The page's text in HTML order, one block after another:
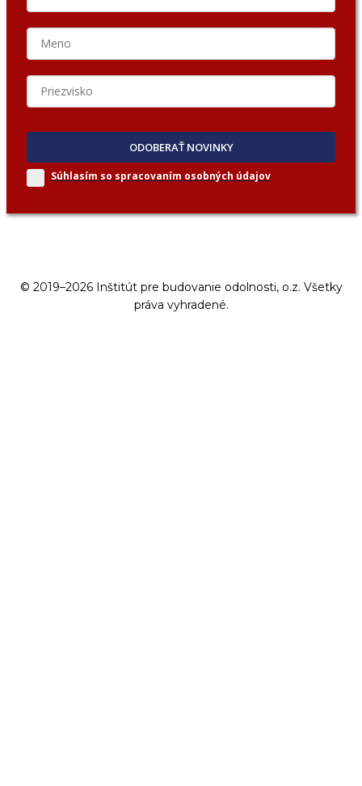
ODOBERAŤ NOVINKY
Súhlasím so spracovaním osobných údajov
© 2019–2026 Inštitút pre budovanie odolnosti, o.z. Všetky
práva vyhradené.